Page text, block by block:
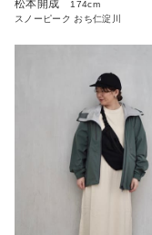
松本開成
174cm
スノーピーク おち仁淀川